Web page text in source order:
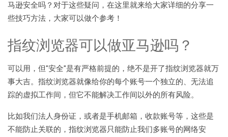
马逊安全吗？对于这些疑问，在这里就来给大家详细的分享一
些技巧方法，大家可以做个参考！
指纹浏览器可以做亚马逊吗？
可以用，但"安全"是有严格前提的，绝不是开了指纹浏览器就万
事大吉。指纹浏览器就像给你的每个账号一个独立的、无法追
踪的虚拟工作间，但它不能解决工作间以外的所有风险。
比如我们法人身份证，或者是手机邮箱，收款账号等，这些是
不能防止关联的，指纹浏览器只能防止我们多账号的网络安